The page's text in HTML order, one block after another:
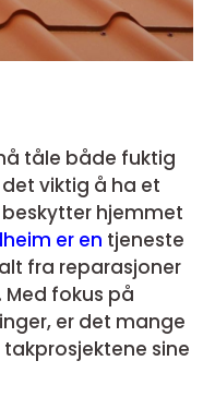
tåle både fuktig
viktig å ha et
hjemmet
er en tjeneste
fra reparasjoner
fokus på
er det mange
sine